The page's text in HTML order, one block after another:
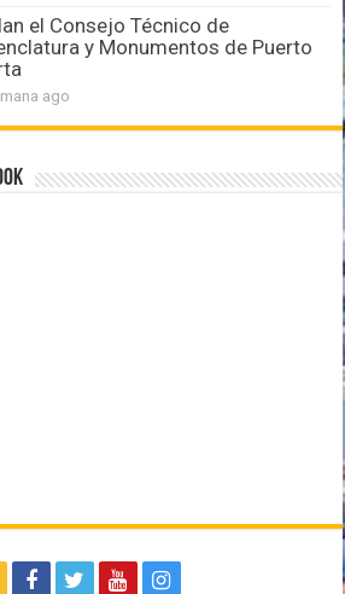
el Consejo Técnico de
y Monumentos de Puerto
ago